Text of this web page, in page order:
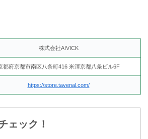
株式会社AIVICK
都府京都市南区八条町416 米澤京都八条ビル6F
https://store.tavenal.com/
ェック！